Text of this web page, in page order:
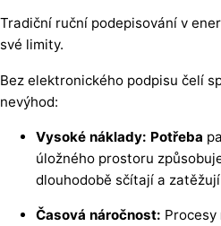
Tradiční ruční podepisování v
své limity.
Bez elektronického podpisu čelí
nevýhod:
Vysoké náklady: Potřeba
úložného prostoru
dlouhodobě sčítají a
Časová náročnost: Procesy